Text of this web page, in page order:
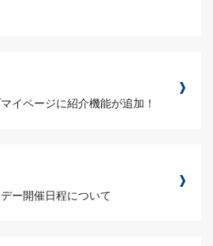
イページに紹介機能が追加！
ー開催日程について